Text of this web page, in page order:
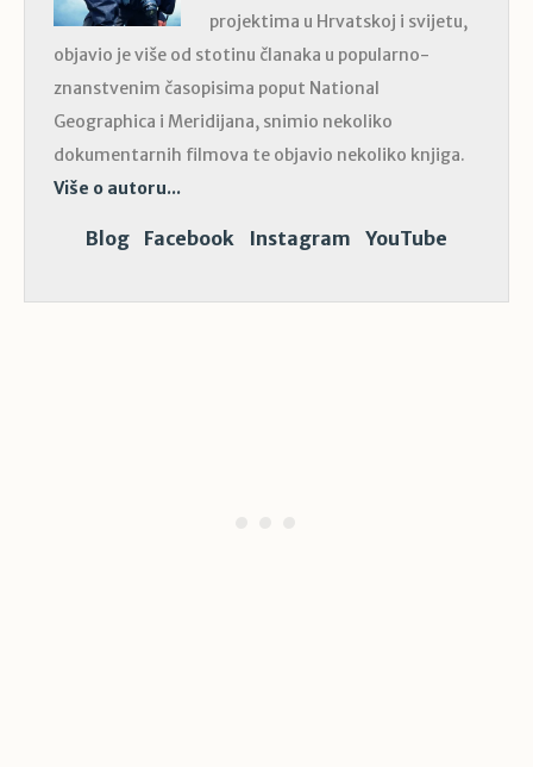
projektima u Hrvatskoj i svijetu,
objavio je više od stotinu članaka u popularno-
znanstvenim časopisima poput National
Geographica i Meridijana, snimio nekoliko
dokumentarnih filmova te objavio nekoliko knjiga.
Više o autoru...
Blog Facebook Instagram YouTube